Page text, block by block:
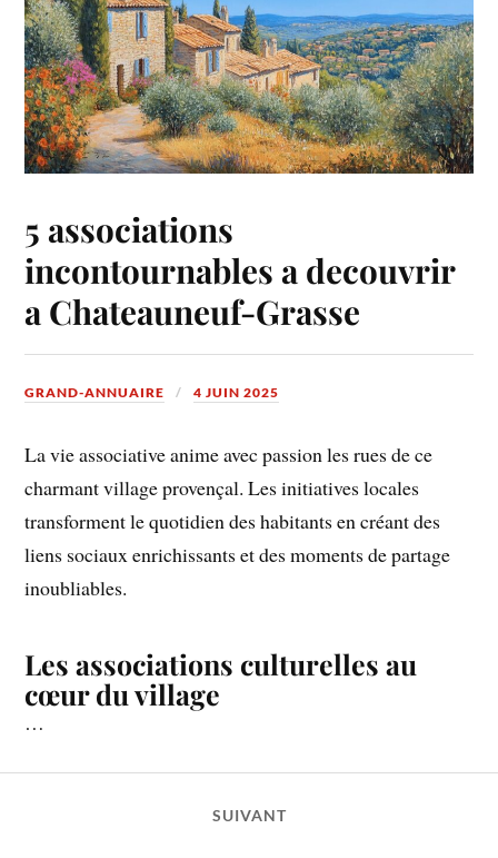
5 associations
incontournables a decouvrir
a Chateauneuf-Grasse
GRAND-ANNUAIRE 4 JUIN 2025
La vie associative anime avec passion les rues de ce
charmant village provençal. Les initiatives locales
transforment le quotidien des habitants en créant des
liens sociaux enrichissants et des moments de partage
inoubliables.
Les associations culturelles au
cœur du village
…
SUIVANT